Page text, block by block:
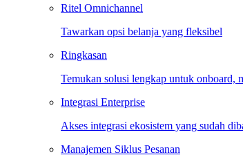
Ritel Omnichannel
Tawarkan opsi belanja yang fleksibel
Ringkasan
Temukan solusi lengkap untuk onboard,
Integrasi Enterprise
Akses integrasi ekosistem yang sudah
Manajemen Siklus Pesanan